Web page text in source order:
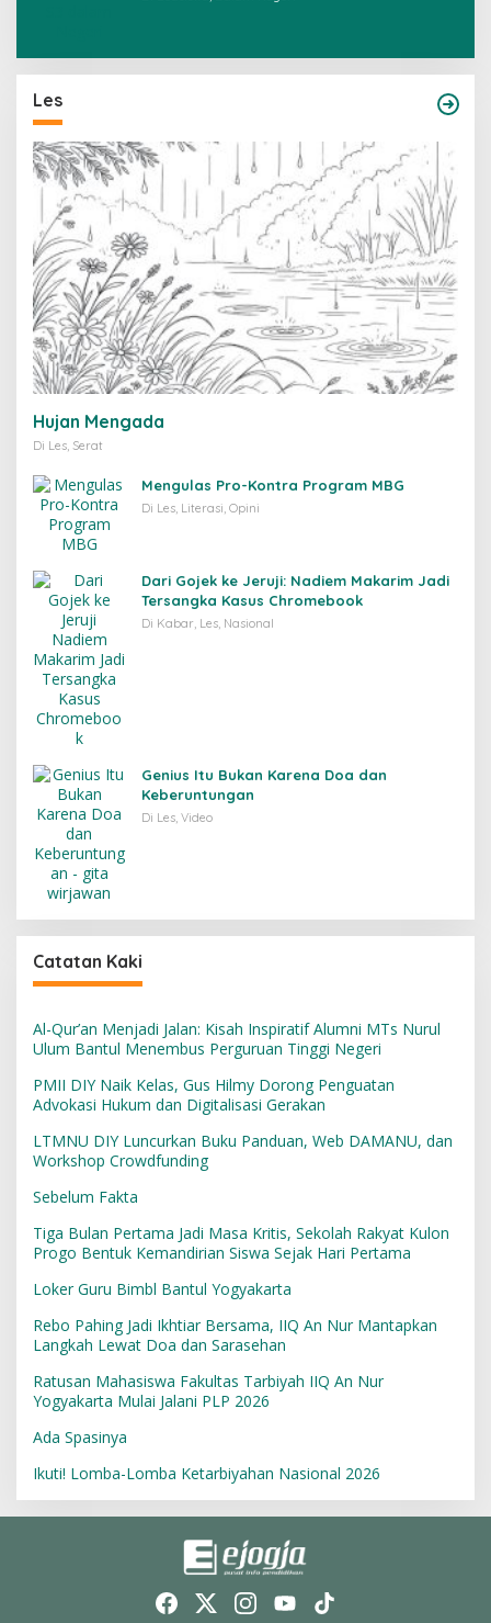
Les
Hujan Mengada
Di Les, Serat
Mengulas Pro-Kontra Program MBG
Di Les, Literasi, Opini
Dari Gojek ke Jeruji: Nadiem Makarim Jadi
Tersangka Kasus Chromebook
Di Kabar, Les, Nasional
Genius Itu Bukan Karena Doa dan
Keberuntungan
Di Les, Video
Catatan Kaki
Al-Qur’an Menjadi Jalan: Kisah Inspiratif Alumni MTs Nurul
Ulum Bantul Menembus Perguruan Tinggi Negeri
PMII DIY Naik Kelas, Gus Hilmy Dorong Penguatan
Advokasi Hukum dan Digitalisasi Gerakan
LTMNU DIY Luncurkan Buku Panduan, Web DAMANU, dan
Workshop Crowdfunding
Sebelum Fakta
Tiga Bulan Pertama Jadi Masa Kritis, Sekolah Rakyat Kulon
Progo Bentuk Kemandirian Siswa Sejak Hari Pertama
Loker Guru Bimbl Bantul Yogyakarta
Rebo Pahing Jadi Ikhtiar Bersama, IIQ An Nur Mantapkan
Langkah Lewat Doa dan Sarasehan
Ratusan Mahasiswa Fakultas Tarbiyah IIQ An Nur
Yogyakarta Mulai Jalani PLP 2026
Ada Spasinya
Ikuti! Lomba-Lomba Ketarbiyahan Nasional 2026